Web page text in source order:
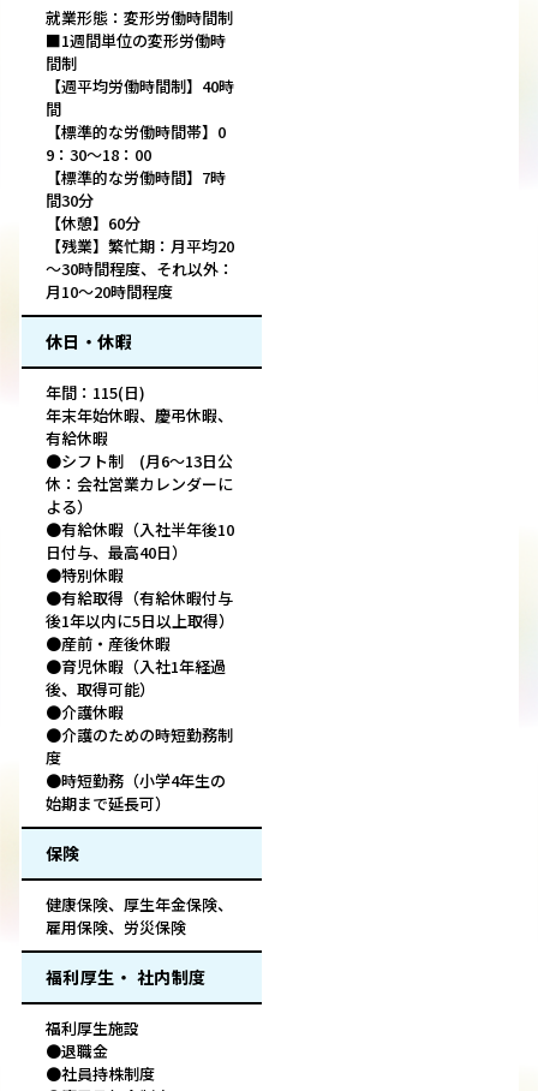
就業形態：変形労働時間制
■1週間単位の変形労働時
間制
【週平均労働時間制】40時
間
【標準的な労働時間帯】0
9：30～18：00
【標準的な労働時間】7時
間30分
【休憩】60分
【残業】繁忙期：月平均20
～30時間程度、それ以外：
月10～20時間程度
休日・休暇
年間：115(日)
年末年始休暇、慶弔休暇、
有給休暇
●シフト制 (月6～13日公
休：会社営業カレンダーに
よる）
●有給休暇（入社半年後10
日付与、最高40日）
●特別休暇
●有給取得（有給休暇付与
後1年以内に5日以上取得）
●産前・産後休暇
●育児休暇（入社1年経過
後、取得可能）
●介護休暇
●介護のための時短勤務制
度
●時短勤務（小学4年生の
始期まで延長可）
保険
健康保険、厚生年金保険、
雇用保険、労災保険
福利厚生・ 社内制度
福利厚生施設
●退職金
●社員持株制度